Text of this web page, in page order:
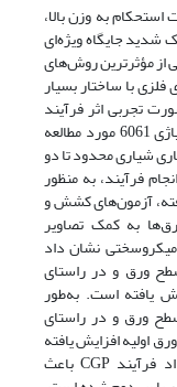
به وزن بالا،
شدید جایگاه ویژه‌ای
از مؤثرترین روش‌های
با ساختار بسیار
تجربی اثر فرآیند
پرس‌کاری شیاری محدود بر ورق آلومینیوم آلیاژی 6061 مورد مطالعه
شیاری محدود تا دو
فرآیند، به‌ منظور
آزمون‌های کشش و
به کمک تصاویر
نشان داد
ورق و در راستای
48/9 درصد افزایش‌ یافته است. به‌طور
ورق و در راستای
نسبت به ورق اولیه افزایش ‌یافته
است. همچنین، نتایج آزمون کشش نشان داد فرآیند CGP باعث